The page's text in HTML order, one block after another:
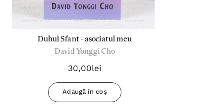
Duhul Sfant - asociatul meu
David Yonggi Cho
30,00lei
Adaugă în coș